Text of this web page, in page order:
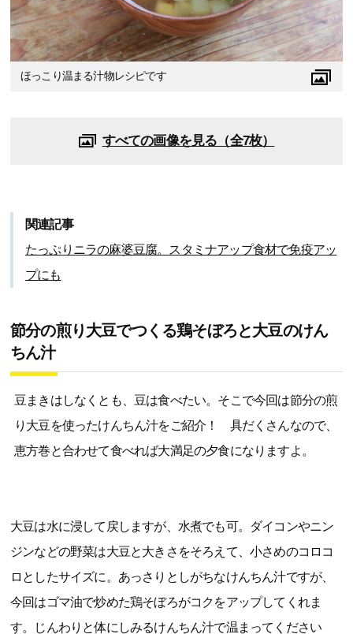
ほっこり温まる汁物レシピです
すべての画像を見る（全7枚）
関連記事
たっぷりニラの麻婆豆腐。スタミナアップ食材で免疫アッ
プにも
節分の煎り大豆でつくる鶏そぼろと大豆のけん
ちん汁
豆まきはしなくとも、豆は食べたい。そこで今回は節分の煎
り大豆を使ったけんちん汁をご紹介！ 具だくさんなので、
恵方巻と合わせて食べれば大満足の夕食になりますよ。
大豆は水に浸して戻しますが、水煮でも可。ダイコンやニン
ジンなどの野菜は大豆と大きさをそろえて、小さめのコロコ
ロとしたサイズに。あっさりとしがちなけんちん汁ですが、
今回はゴマ油で炒めた鶏そぼろがコクをアップしてくれま
す。じんわりと体にしみるけんちん汁で温まってください